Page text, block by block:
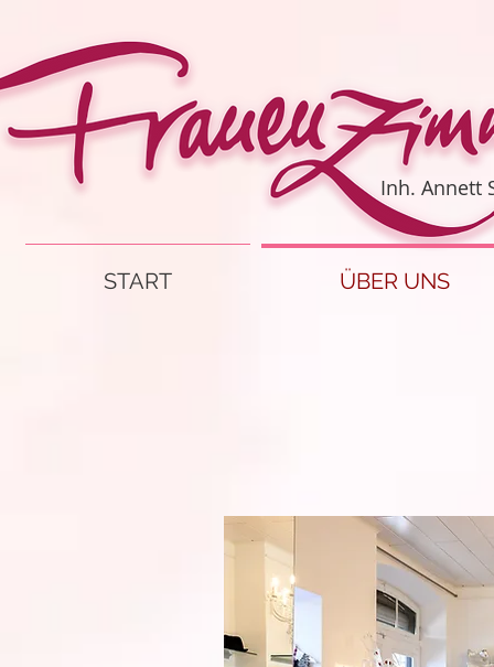
Inh. Annett
START ÜBER UNS